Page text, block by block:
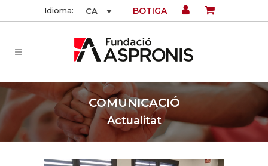
Idioma: CA BOTIGA
COMUNICACIÓ
Actualitat